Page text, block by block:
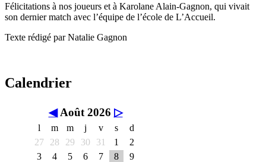
Félicitations à nos joueurs et à Karolane Alain-Gagnon, qui vivait
son dernier match avec l’équipe de l’école de L’Accueil.
Texte rédigé par Natalie Gagnon
Calendrier
◀ Août 2026 ▷
l m m j v s
d
27
28 29 30 31 1
2
3
4 5 6 7 8
9